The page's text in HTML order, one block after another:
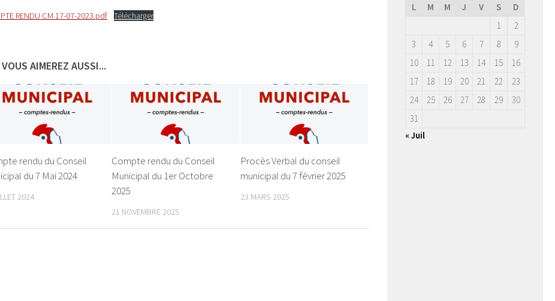
RENDU CM 17-07-2023.pdf Télécharger
VOUS AIMEREZ AUSSI...
rendu du Conseil
du 7 Mai 2024
2024
Compte rendu du Conseil
Municipal du 1er Octobre
2025
21 NOVEMBRE 2025
Procès Verbal du conseil
municipal du 7 février 2025
23 MARS 2025
L
M M J V S
D
1
2
3
4 5 6 7 8
9
10
11 12 13 14 15
16
17
18 19 20 21 22
23
24
25 26 27 28 29
30
31
« Juil